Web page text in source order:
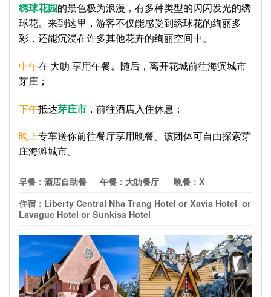
绣球花园的景色极为浪漫，有多种类型的闪闪发光的绣
球花。来到这里，游客不仅能感受到绣球花的绚丽多
彩，还能沉浸在许多其他花卉的绚丽空间中。
中午在 大叻 享用午餐。随后，离开花城前往海滨城市
芽庄；
下午抵达芽庄市 ，前往酒店入住休息；
晚上专车送你前往餐厅享用晚餐。该团体可自由探索芽
庄海滩城市。
早餐：酒店自助餐 午餐： 大叻餐厅
晚餐：X
住宿： Liberty Central Nha Trang Hotel or Xavia Hotel or
Lavague Hotel or Sunkiss Hotel